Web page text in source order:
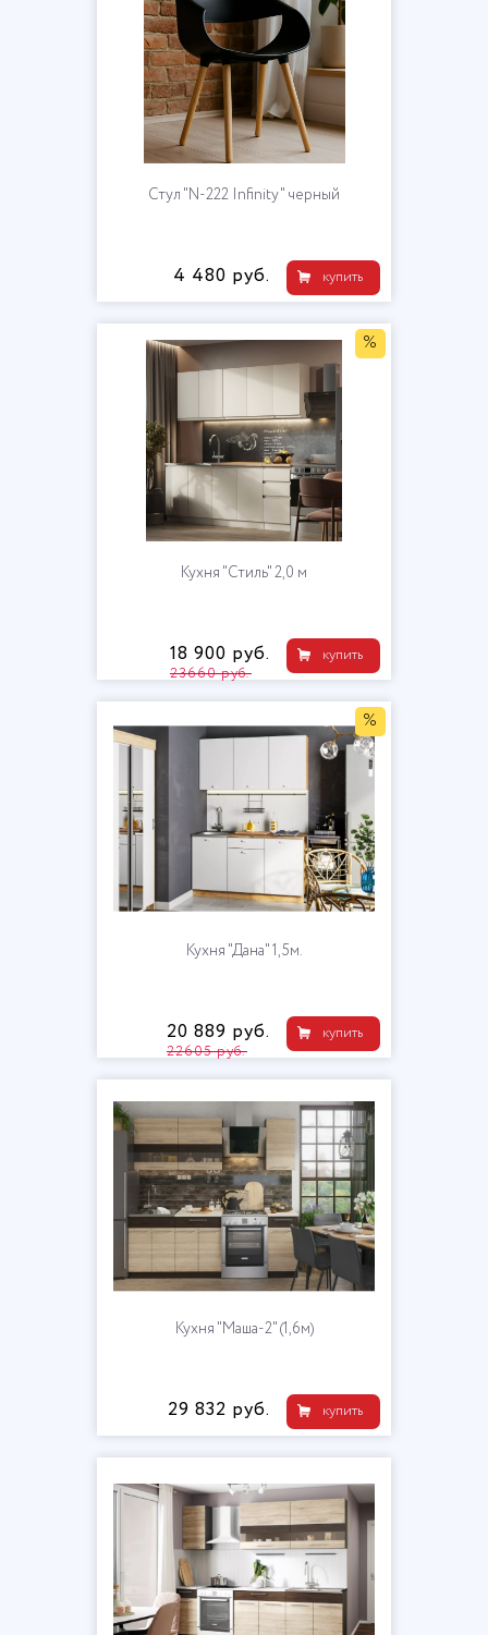
Стул "N-222 Infinity" черный
купить
4 480 руб.
%
Кухня "Стиль" 2,0 м
купить
18 900 руб.
23660 руб.
%
Кухня "Дана" 1,5м.
купить
20 889 руб.
22605 руб.
Кухня "Маша-2" (1,6м)
купить
29 832 руб.